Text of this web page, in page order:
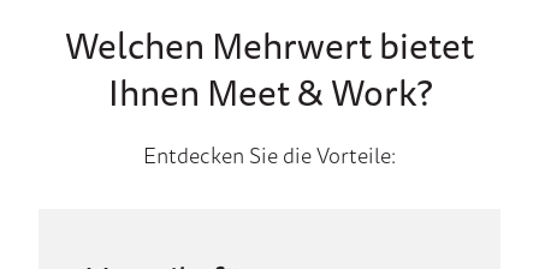
Welchen Mehrwert bietet
Ihnen Meet & Work?
Entdecken Sie die Vorteile: